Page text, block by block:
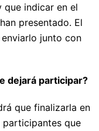
que indicar en el
presentado. El
junto con
dejará participar?
que finalizarla en
que